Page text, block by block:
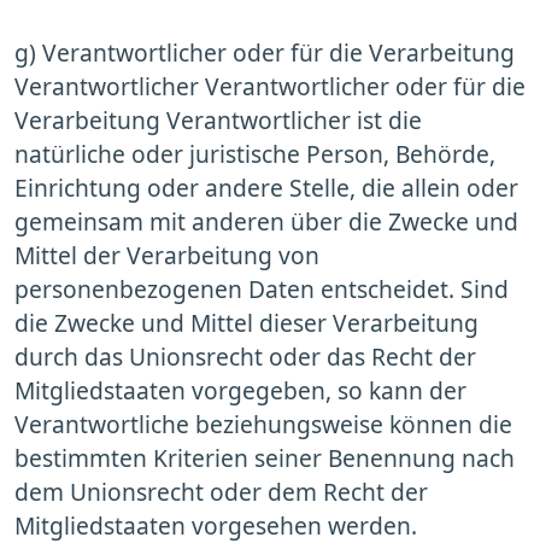
g) Verantwortlicher oder für die Verarbeitung
Verantwortlicher Verantwortlicher oder für die
Verarbeitung Verantwortlicher ist die
natürliche oder juristische Person, Behörde,
Einrichtung oder andere Stelle, die allein oder
gemeinsam mit anderen über die Zwecke und
Mittel der Verarbeitung von
personenbezogenen Daten entscheidet. Sind
die Zwecke und Mittel dieser Verarbeitung
durch das Unionsrecht oder das Recht der
Mitgliedstaaten vorgegeben, so kann der
Verantwortliche beziehungsweise können die
bestimmten Kriterien seiner Benennung nach
dem Unionsrecht oder dem Recht der
Mitgliedstaaten vorgesehen werden.